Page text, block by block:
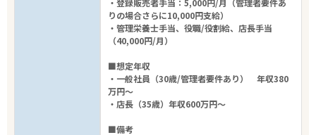
りの場合さらに10,000円支給）
・管理栄養士手当、役職/役割給、店長手当
（40,000円/月）
■想定年収
・一般社員（30歳/管理者要件あり） 年収380
万円～
・店長（35歳）年収600万円～
■備考